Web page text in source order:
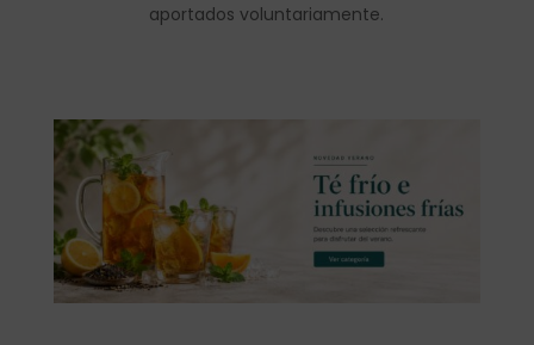
aportados voluntariamente.